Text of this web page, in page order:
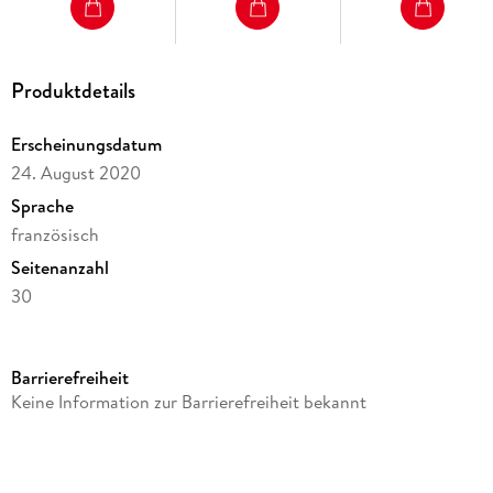
Produktdetails
Erscheinungsdatum
24. August 2020
Sprache
französisch
Seitenanzahl
30
Autor/Autorin
Barrierefreiheit
Keine Information zur Barrierefreiheit bekannt